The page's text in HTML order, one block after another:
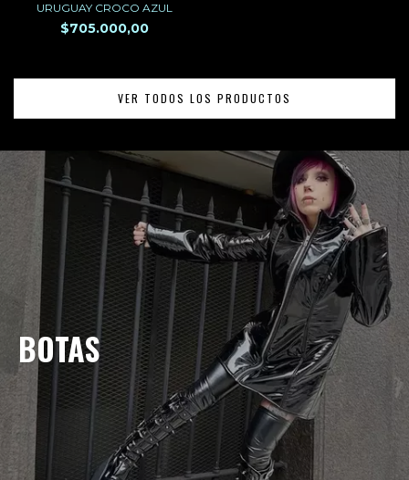
URUGUAY CROCO AZUL
$705.000,00
VER TODOS LOS PRODUCTOS
BOTAS